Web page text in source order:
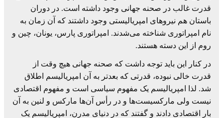
قدرت غالب در صحنه جهانی وجود داشته است. در دوران
باستان هم نیروهای امپریالیستی وجود داشتند که آن زمان به
نام امپراتوری شناخته می‌شدند. امپراتوری پارس، یونان، چین و
روم از این دسته هستند.
در کنار این باید توجه داشت که صحنه جهانی هیچ وقت از
قدرت خالی نبوده، قدرتی که بعدتر به آن امپریالیسم اطلاق
شد. لذا امپریالیسم یک مفهوم سیاسی است و مفهوم اقتصادی
نیست ولی مارکسیست‌ها و در رأس آن‌ها مارکس و لنین به آن
بار اقتصادی دادند و گفتند که در دنیای مدرن، امپریالیسم یک